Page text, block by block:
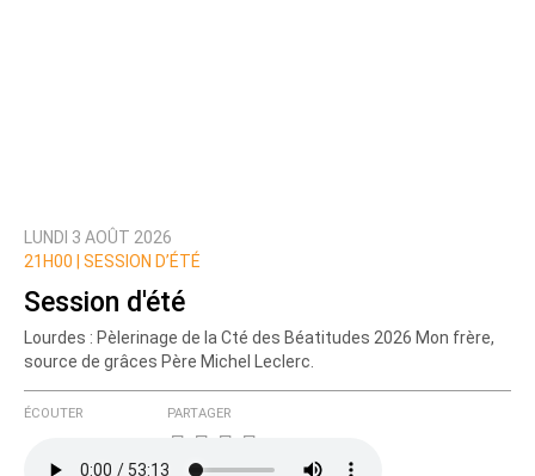
LUNDI 3 AOÛT 2026
21H00 |
SESSION D’ÉTÉ
Session d'été
Lourdes : Pèlerinage de la Cté des Béatitudes 2026 Mon frère,
source de grâces Père Michel Leclerc.
ÉCOUTER PARTAGER